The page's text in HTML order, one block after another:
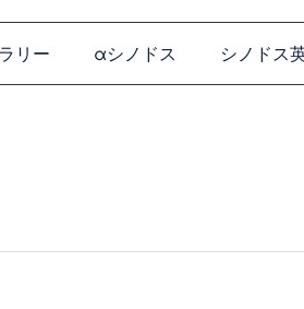
リー αシノドス シノドス